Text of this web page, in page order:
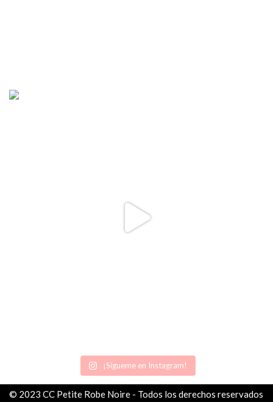
¡Sígueme en Instagram!
© 2023 CC Petite Robe Noire - Todos los derechos reservados